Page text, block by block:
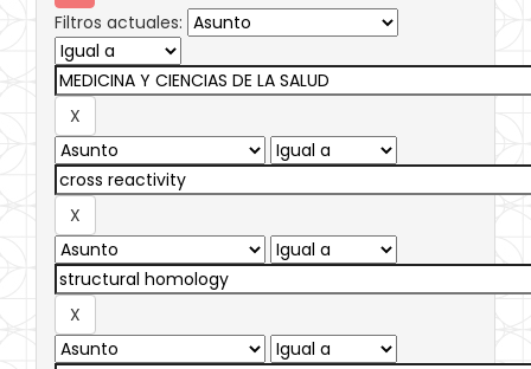
Filtros actuales: